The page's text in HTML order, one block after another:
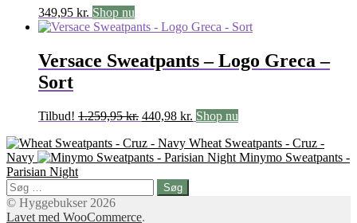
349,95 kr. Shop nu
Versace Sweatpants – Logo Greca –
Sort
Tilbud! 1.259,95kr. Den
pris
var:
440,98 kr. Den
pris
er:
Shop nu
Wheat Sweatpants - Cruz -
Navy
Minymo Sweatpants -
Parisian Night
Søg
efter:
© Hyggebukser 2026
Lavet med WooCommerce.